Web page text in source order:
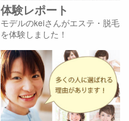
体験レポート
モデルのkeiさんがエステ・脱毛
を体験しました！